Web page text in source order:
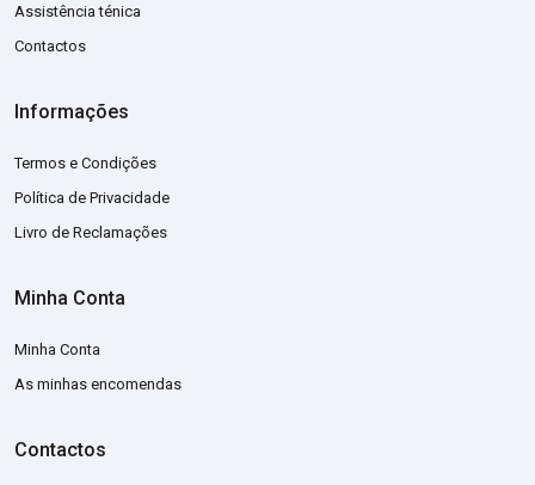
Assistência ténica
Contactos
Informações
Termos e Condições
Política de Privacidade
Livro de Reclamações
Minha Conta
Minha Conta
As minhas encomendas
Contactos